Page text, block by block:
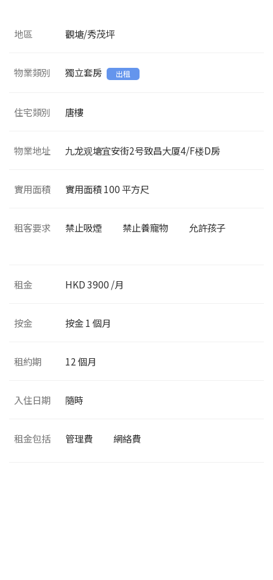
地區 觀塘/秀茂坪
物業類別 獨立套房 出租
住宅類別 唐樓
物業地址 九龙观塘宜安街2号致昌大厦4/F楼D房
實用面積 實用面積100平方尺
租客要求 禁止吸煙 禁止養寵物 允許孩子
租金 HKD 3900 /月
按金 按金 1 個月
租約期 12 個月
入住日期 隨時
租金包括 管理費 網絡費